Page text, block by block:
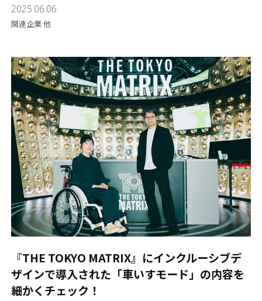
2025.06.06
関連企業 他
『THE TOKYO MATRIX』にインクルーシブデ
ザインで導入された「車いすモード」の内容を
細かくチェック！